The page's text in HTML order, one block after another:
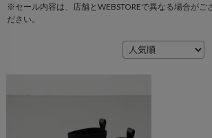
※セール内容は、店舗とWEBSTOREで異なる場合がご
ださい。